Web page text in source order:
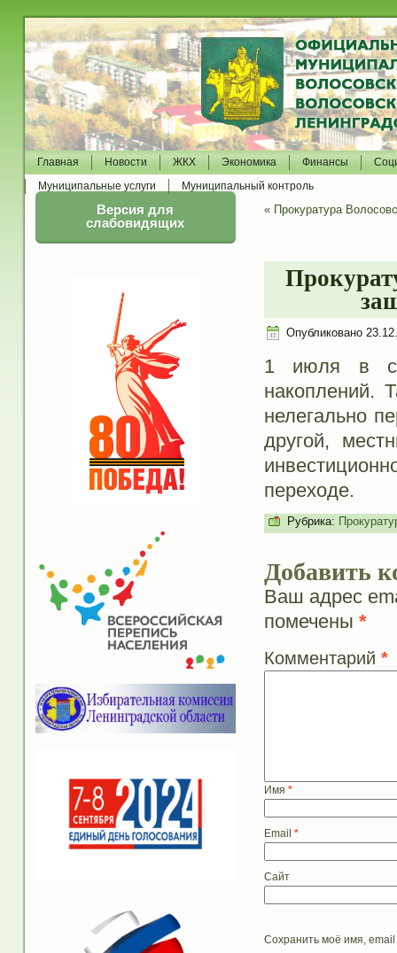
Главная Новости ЖКХ Экономика Финансы
Муниципальные услуги
Муниципальный контроль
Версия для
слабовидящих
« Прокуратура
Опубликовано
1 июля в
накоплений.
нелегально
другой,
переходе.
Рубрика:
Добавить
Ваш адрес
помечены *
Комментарий *
Имя *
Email *
Сайт
Сохранить моё имя,